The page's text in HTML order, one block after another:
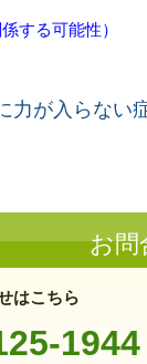
する可能性）
力が入らない
お問
はこちら
1944